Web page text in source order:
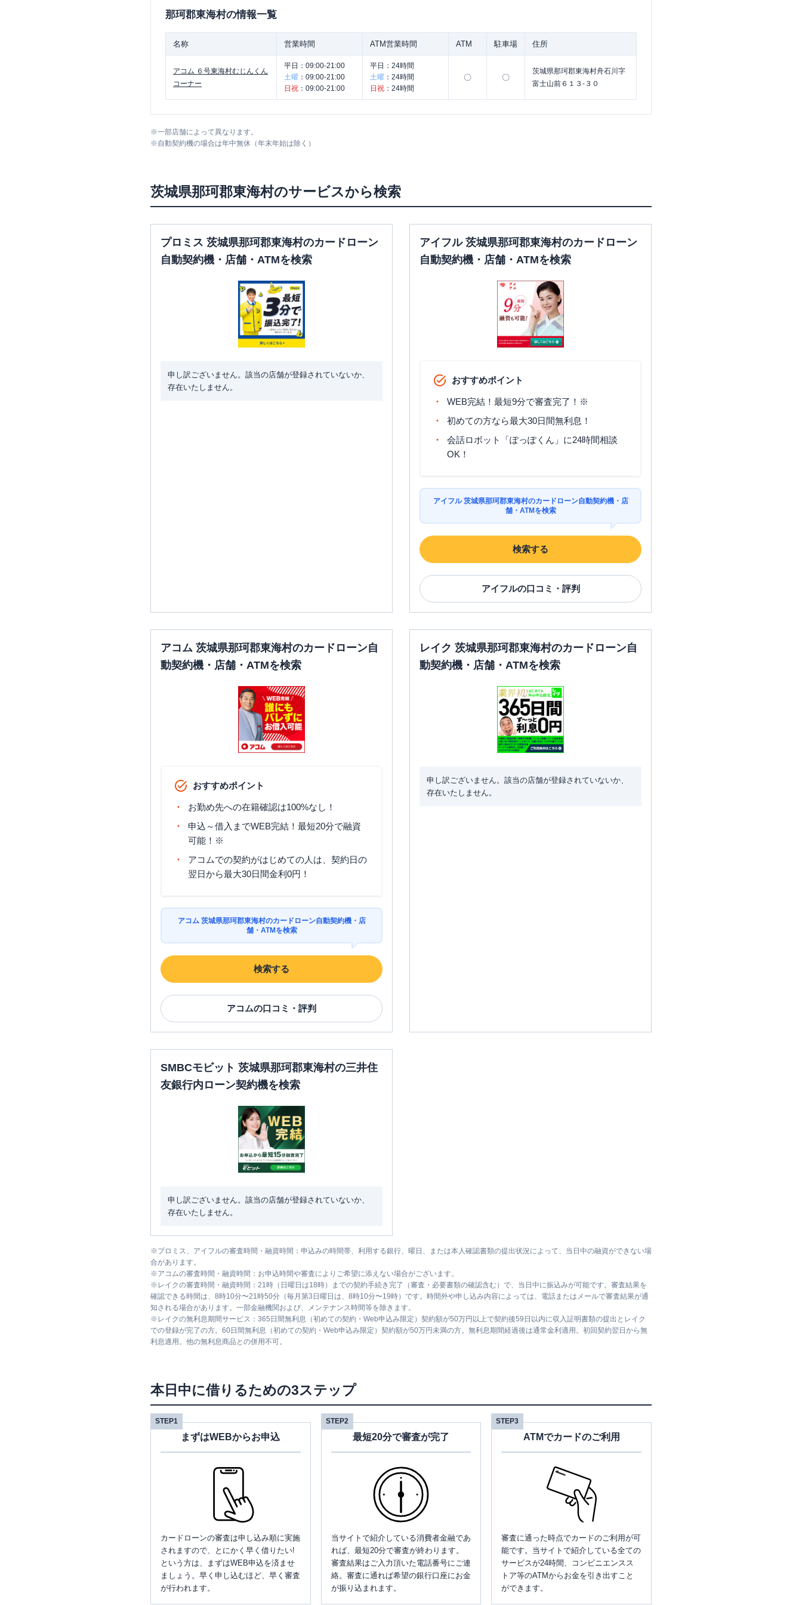
那珂郡東海村の情報一覧
名称 営業時間 ATM営業時間 ATM 駐車場 住所
アコム ６号東海村むじんくん
コーナー
平日： 09:00-21:00
土曜 ： 09:00-21:00
日祝 ： 09:00-21:00
平日： 24時間
土曜 ： 24時間
日祝 ： 24時間
〇 〇
茨城県那珂郡東海村舟石川字
富士山前６１３-３０
※一部店舗によって異なります。
※自動契約機の場合は年中無休（年末年始は除く）
茨城県那珂郡東海村のサービスから検索
プロミス 茨城県那珂郡東海村のカードローン
自動契約機・店舗・ATMを検索
申し訳ございません。該当の店舗が登録されていないか、
存在いたしません。
アイフル 茨城県那珂郡東海村のカードローン
自動契約機・店舗・ATMを検索
おすすめポイント
WEB完結！最短9分で審査完了！※
初めての方なら最大30日間無利息！
会話ロボット「ぽっぽくん」に24時間相談
OK！
アイフル 茨城県那珂郡東海村のカードローン自動契約機・店
舗・ATMを検索
検索する
アイフルの口コミ・評判
アコム 茨城県那珂郡東海村のカードローン自
動契約機・店舗・ATMを検索
おすすめポイント
お勤め先への在籍確認は100%なし！
申込～借入までWEB完結！最短20分で融資
可能！※
アコムでの契約がはじめての人は、契約日の
翌日から最大30日間金利0円！
アコム 茨城県那珂郡東海村のカードローン自動契約機・店
舗・ATMを検索
検索する
アコムの口コミ・評判
レイク 茨城県那珂郡東海村のカードローン自
動契約機・店舗・ATMを検索
申し訳ございません。該当の店舗が登録されていないか、
存在いたしません。
SMBCモビット 茨城県那珂郡東海村の三井住
友銀行内ローン契約機を検索
申し訳ございません。該当の店舗が登録されていないか、
存在いたしません。
※プロミス、アイフルの審査時間・融資時間：申込みの時間帯、利用する銀行、曜日、または本人確認書類の提出状況によって、当日中の融資ができない場
合があります。
※アコムの審査時間・融資時間：お申込時間や審査によりご希望に添えない場合がございます。
※ レイクの審査時間・融資時間：21時（日曜日は18時）までの契約手続き完了（審査・必要書類の確認含む）で、当日中に振込みが可能です。審査結果を
確認できる時間は、8時10分〜21時50分（毎月第3日曜日は、8時10分〜19時）です。時間外や申し込み内容によっては、電話またはメールで審査結果が通
知される場合があります。一部金融機関および、メンテナンス時間等を除きます。
※ レイクの無利息期間サービス：365日間無利息（初めての契約・Web申込み限定）契約額が50万円以上で契約後59日以内に収入証明書類の提出とレイク
での登録が完了の方。60日間無利息（初めての契約・Web申込み限定）契約額が50万円未満の方。無利息期間経過後は通常金利適用。初回契約翌日から無
利息適用。他の無利息商品との併用不可。
本日中に借りるための3ステップ
STEP1
まずはWEBからお申込
カードローンの審査は申し込み順に実施
されますので、とにかく早く借りたい!
という方は、まずはWEB申込を済ませ
ましょう。早く申し込むほど、早く審査
が行われます。
STEP2
最短20分で審査が完了
当サイトで紹介している消費者金融であ
れば、最短20分で審査が終わります。
審査結果はご入力頂いた電話番号にご連
絡。審査に通れば希望の銀行口座にお金
が振り込まれます。
STEP3
ATMでカードのご利用
審査に通った時点でカードのご利用が可
能です。当サイトで紹介している全ての
サービスが24時間、コンビニエンスス
トア等のATMからお金を引き出すこと
ができます。